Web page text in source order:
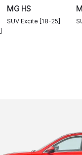
MG HS
SUV Excite [18-25]